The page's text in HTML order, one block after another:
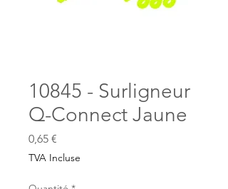
10845 - Surligneur
Q-Connect Jaune
0,65 €
TVA Incluse